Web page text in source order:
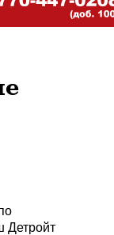
Детройт